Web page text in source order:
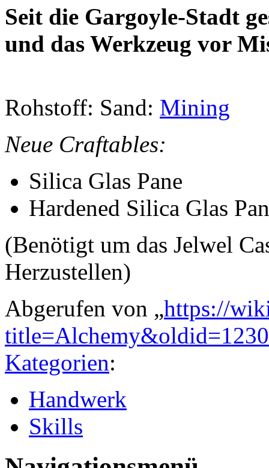
Seit die Gargoyle-Stadt
und das Werkzeug vor
Rohstoff: Sand: Mining
Neue Craftables:
Silica Glas Pane
Hardened Silica Glas
(Benötigt um das Jelwel
Herzustellen)
Abgerufen von „https://
Kategorien:
Handwerk
Skills